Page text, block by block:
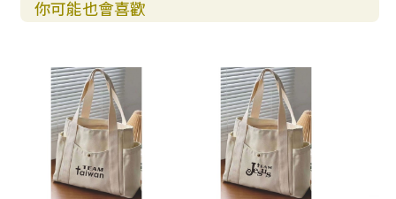
你可能也會喜歡